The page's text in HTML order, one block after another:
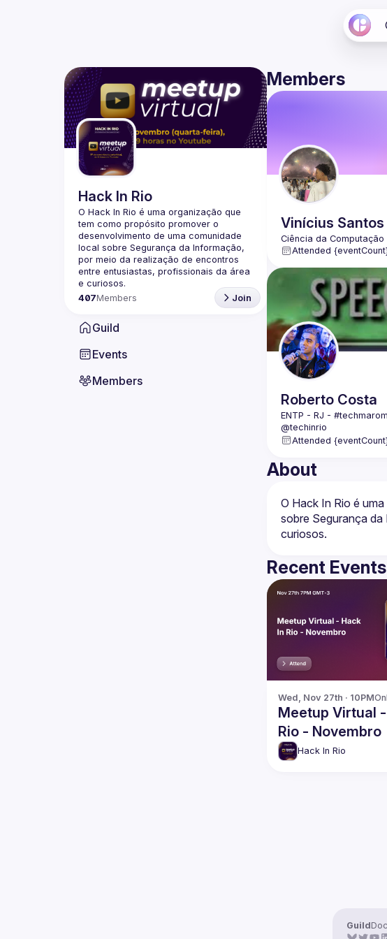
Hack In Rio
O Hack In Rio é uma organização que
tem como propósito promover o
desenvolvimento de uma comunidade
local sobre Segurança da Informação,
por meio da realização de encontros
entre entusiastas, profissionais da área
407Members Join
Guild
Events
Members
Members
Vinícius Santos
Attended
Roberto Costa
ENTP - RJ -
@techinrio
🧪 Ciência &
Attended
About
O Hack In Rio é
sobre Segurança
Recent Events
Wed, Nov 27th · 10PM
Meetup Virtual
Rio - Novembro
Hack In Rio
Guild